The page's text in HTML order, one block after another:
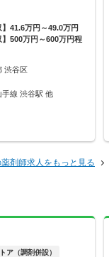
】41.6万円～49.0万円
】500万円～600万円程
渋谷区
手線 渋谷駅 他
剤師求人をもっと見る
ア（調剤併設）